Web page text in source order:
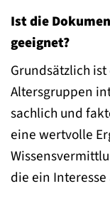
Ist die
geeignet?
Grundsätzlich
Altersgruppen
sachlich und
eine wertvolle
die ein